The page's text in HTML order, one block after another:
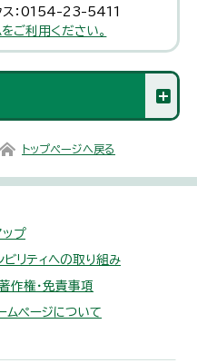
ス：0154-23-5411
ご利用ください。
トップページへ戻る
ップ
ビリティへの取り組み
著作権・免責事項
ムページについて